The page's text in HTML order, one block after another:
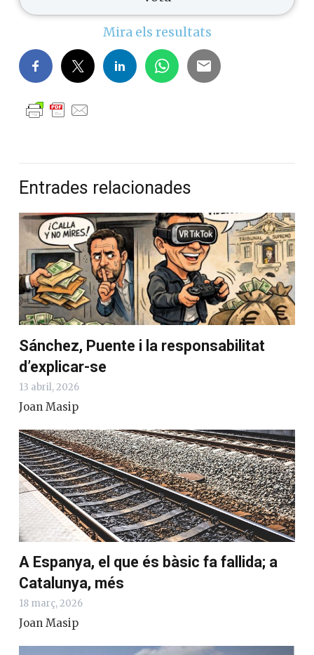
SHARE ON X
Creus que el Govern d'Illa té alguna
responsabilitat en el caos de Rodalies?
Sí
Mira els resultats
Entrades relacionades
Sánchez, Puente i la responsabilitat
d’explicar-se
13 abril, 2026
Joan Masip